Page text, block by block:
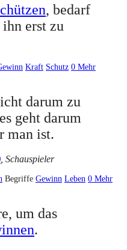
, bedarf
erst zu
Kraft Schutz 0 Mehr
darum zu
geht darum
man ist.
, Schauspieler
Begriffe Gewinn Leben 0 Mehr
um das
.